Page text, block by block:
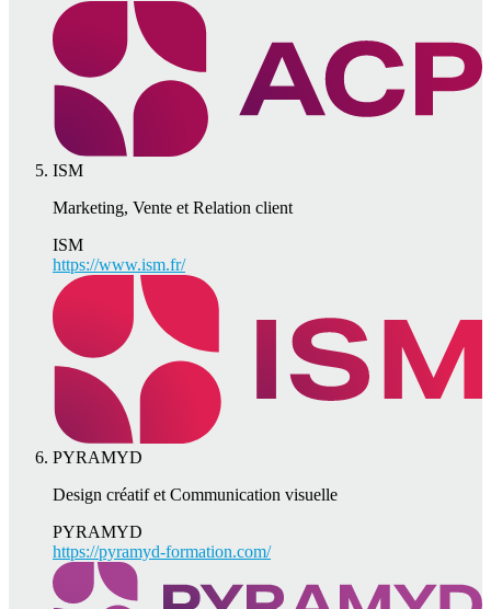
ISM
Marketing, Vente et Relation client
ISM
https://www.ism.fr/
PYRAMYD
Design créatif et Communication visuelle
PYRAMYD
https://pyramyd-formation.com/